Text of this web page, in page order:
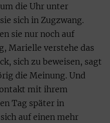
die Uhr unter
sich in Zugzwang.
sie nur noch auf
Marielle verstehe das
sich zu beweisen, sagt
die Meinung. Und
mit ihrem
Tag später in
auf einen mehr